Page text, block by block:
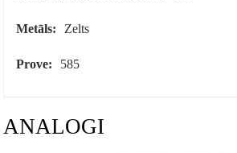
Metāls: Zelts
Prove: 585
ANALOGI